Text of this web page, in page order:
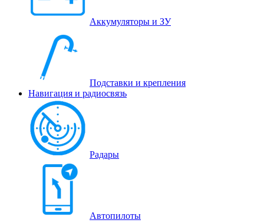
Аккумуляторы и ЗУ
Подставки и крепления
Навигация и радиосвязь
Радары
Автопилоты